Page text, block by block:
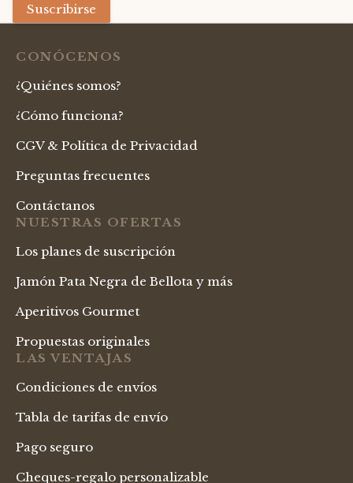
Suscribirse
CONÓCENOS
¿Quiénes somos?
¿Cómo funciona?
CGV & Política de Privacidad
Preguntas frecuentes
Contáctanos
NUESTRAS OFERTAS
Los planes de suscripción
Jamón Pata Negra de Bellota y más
Aperitivos Gourmet
Propuestas originales
LAS VENTAJAS
Condiciones de envíos
Tabla de tarifas de envío
Pago seguro
Cheques-regalo personalizable